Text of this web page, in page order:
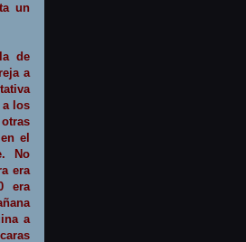
un
de
a
a los
el
No
era
era
a